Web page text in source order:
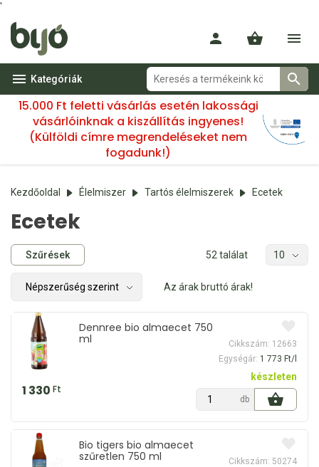
'
Kategóriák
15.000 Ft feletti vásárlás esetén lakossági
vásárlóinknak a kiszállítás ingyenes!
(Külföldi címre megrendeléseket nem
fogadunk!)
Kezdőoldal Élelmiszer Tartós élelmiszerek Ecetek
Ecetek
Szűrések 52 találat
Az árak bruttó árak!
Dennree bio almaecet 750
ml
Cikkszám: 12663
Egységár: 1 773 Ft/l
1 330 Ft
készleten
db
Bio tigers bio almaecet
szűretlen 750 ml
Cikkszám: 50274